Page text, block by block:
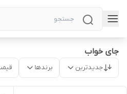
جای خواب
جدیدترین برندها